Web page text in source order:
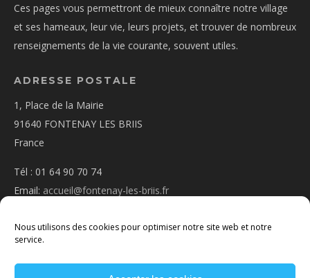
Nous utilisons des cookies pour optimiser notre site web et notre
service.
Ces pages vous permettront de mieux connaître notre village
et ses hameaux, leur vie, leurs projets, et trouver de nombreux
renseignements de la vie courante, souvent utiles.
ADRESSE POSTALE
1, Place de la Mairie
91640 FONTENAY LES BRIIS
France
Tél : 01 64 90 70 74
Email: accueil@fontenay-les-briis.fr